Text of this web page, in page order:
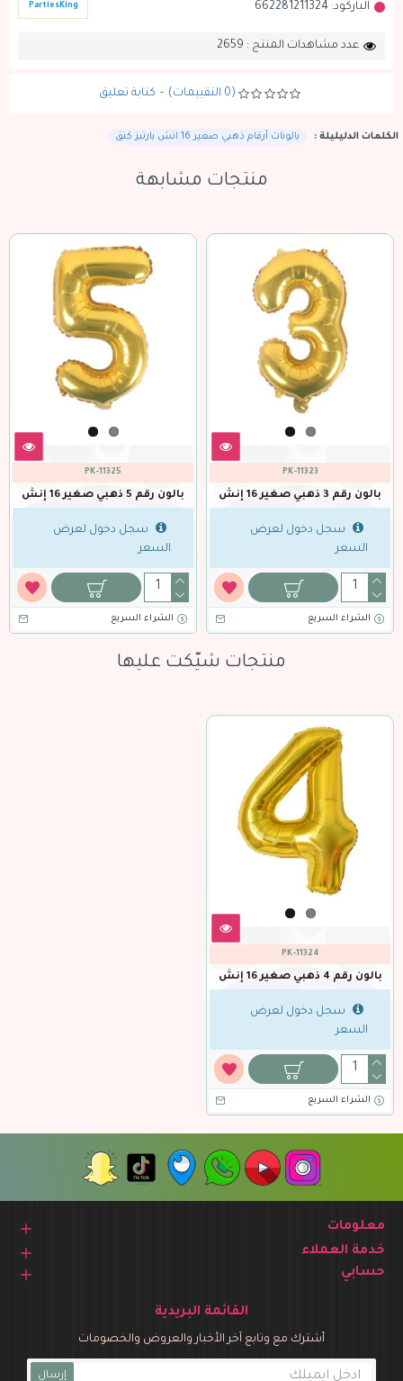
الباركود: 662281211324
PartiesKing
عدد مشاهدات المنتج : 2659
(0 التقييمات) - كتابة تعليق
الكلمات الدليليلة : بالونات أرقام ذهبي صغير 16 انش بارتيز كنق
منتجات مشابهة
بالون رقم 6 ذهبي صغير 16 إنش
سجل دخول لعرض
بالون رقم 7 ذهبي صغير 16 إنش
سجل دخول
منتجات شيّكت عليها
PK-11324
بالون رقم 4 ذهبي صغير 16 إنش
سجل دخول لعرض
السعر
الشراء السريع
معلومات
خدمة العملاء
حسابي
القائمة البريدية
أشترك مع وتابع آخر الأخبار والعروض والخصومات
إرسال